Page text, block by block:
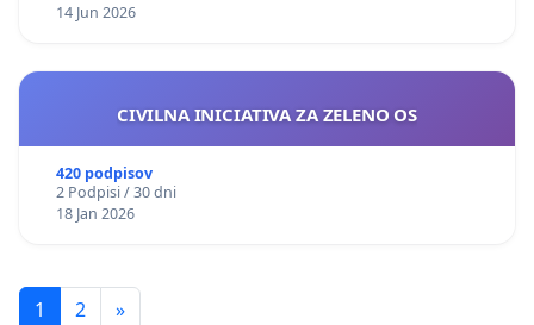
14 Jun 2026
CIVILNA INICIATIVA ZA ZELENO OS
420 podpisov
2 Podpisi / 30 dni
18 Jan 2026
1 2 »